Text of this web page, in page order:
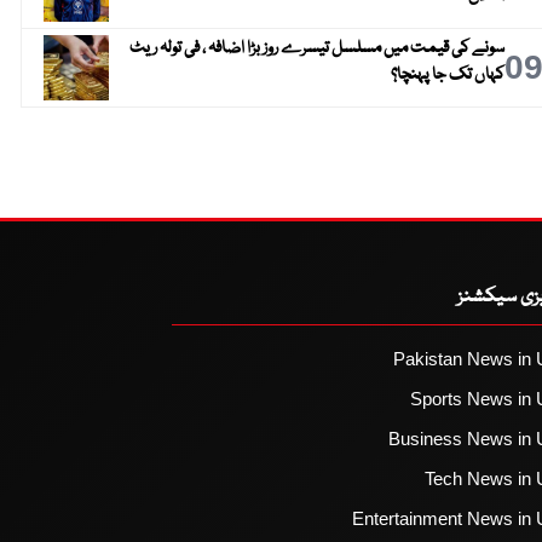
09سونے کی قیمت میں مسلسل تیسرے روز بڑا اضافہ ، فی تولہ ریٹ
کہاں تک جا پہنچا؟
سیکشنز
Pakistan News in
Sports News in
Business News in
Tech News in
Entertainment News in